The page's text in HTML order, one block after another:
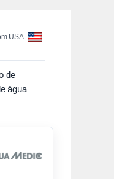
USA
de
água